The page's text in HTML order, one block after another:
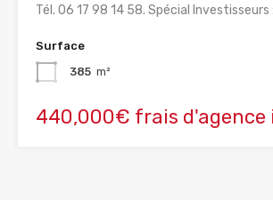
Tél. 06 17 98 14 58. Spécial Investisseurs
Surface
385 m²
440,000€ frais d'agence